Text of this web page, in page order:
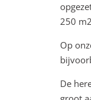
250
Op
De